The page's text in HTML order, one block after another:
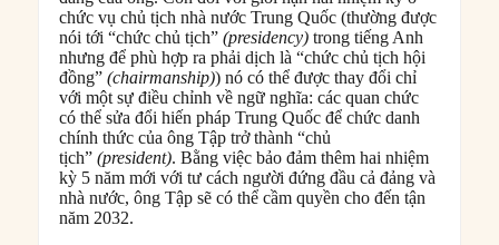
chức vụ chủ tịch nhà nước Trung Quốc (thường được
nói tới “chức chủ tịch”(presidency) trong tiếng Anh
nhưng để phù hợp ra phải dịch là “chức chủ tịch hội
đồng”(chairmanship)) nó có thể được thay đổi chỉ
với một sự điều chỉnh về ngữ nghĩa: các quan chức
có thể sửa đổi hiến pháp Trung Quốc để chức danh
chính thức của ông Tập trở thành “chủ
tịch”(president). Bằng việc bảo đảm thêm hai nhiệm
kỳ 5 năm mới với tư cách người đứng đầu cả đảng và
nhà nước, ông Tập sẽ có thể cầm quyền cho đến tận
năm 2032.